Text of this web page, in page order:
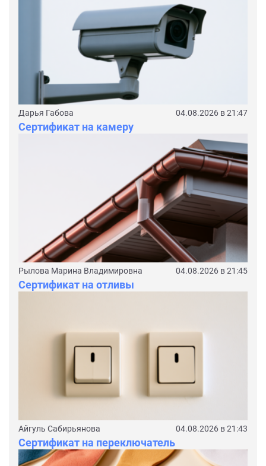
Дарья Габова 04.08.2026 в 21:47
Сертификат на камеру
Рылова Марина Владимировна 04.08.2026 в 21:45
Сертификат на отливы
Айгуль Сабирьянова 04.08.2026 в 21:43
Сертификат на переключатель